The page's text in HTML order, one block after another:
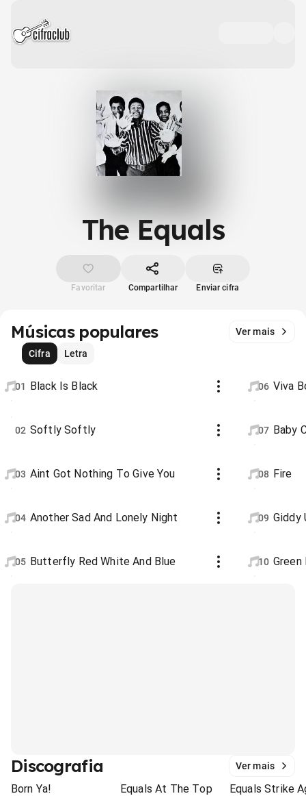
The Equals
Favoritar Compartilhar Enviar cifra
Músicas populares
Ver mais
Cifra
Letra
01 Black Is Black
02 Softly Softly
03 Aint Got Nothing To Give You
04 Another Sad And Lonely Night
05 Butterfly Red White And Blue
06 Viva
07 Baby
08 Fire
09 Giddy
10
Discografia Ver mais
Born Ya! Equals At The Top Equals Strike